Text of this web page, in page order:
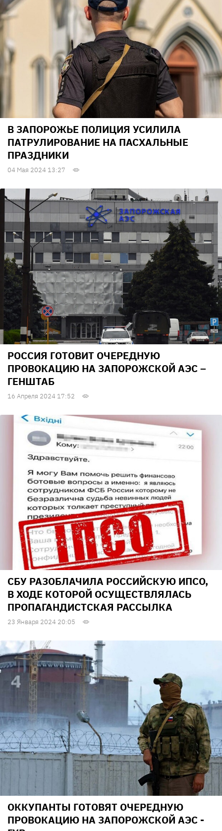
В ЗАПОРОЖЬЕ ПОЛИЦИЯ УСИЛИЛА
ПАТРУЛИРОВАНИЕ НА ПАСХАЛЬНЫЕ
ПРАЗДНИКИ
04 Мая 2024 13:27
РОССИЯ ГОТОВИТ ОЧЕРЕДНУЮ
ПРОВОКАЦИЮ НА ЗАПОРОЖСКОЙ АЭС –
ГЕНШТАБ
16 Апреля 2024 17:52
СБУ РАЗОБЛАЧИЛА РОССИЙСКУЮ ИПСО,
В ХОДЕ КОТОРОЙ ОСУЩЕСТВЛЯЛАСЬ
ПРОПАГАНДИСТСКАЯ РАССЫЛКА
23 Января 2024 20:05
ОККУПАНТЫ ГОТОВЯТ ОЧЕРЕДНУЮ
ПРОВОКАЦИЮ НА ЗАПОРОЖСКОЙ АЭС -